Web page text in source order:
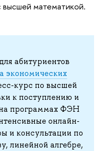
высшей математикой.
абитуриентов
экономических
курс по высшей
к поступлению и
программах ФЭН
онлайн-
и консультации по
линейной алгебре,